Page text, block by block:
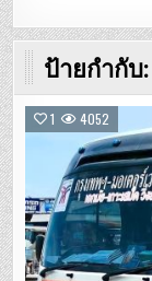
ป้ายกำกับ:
1 4052